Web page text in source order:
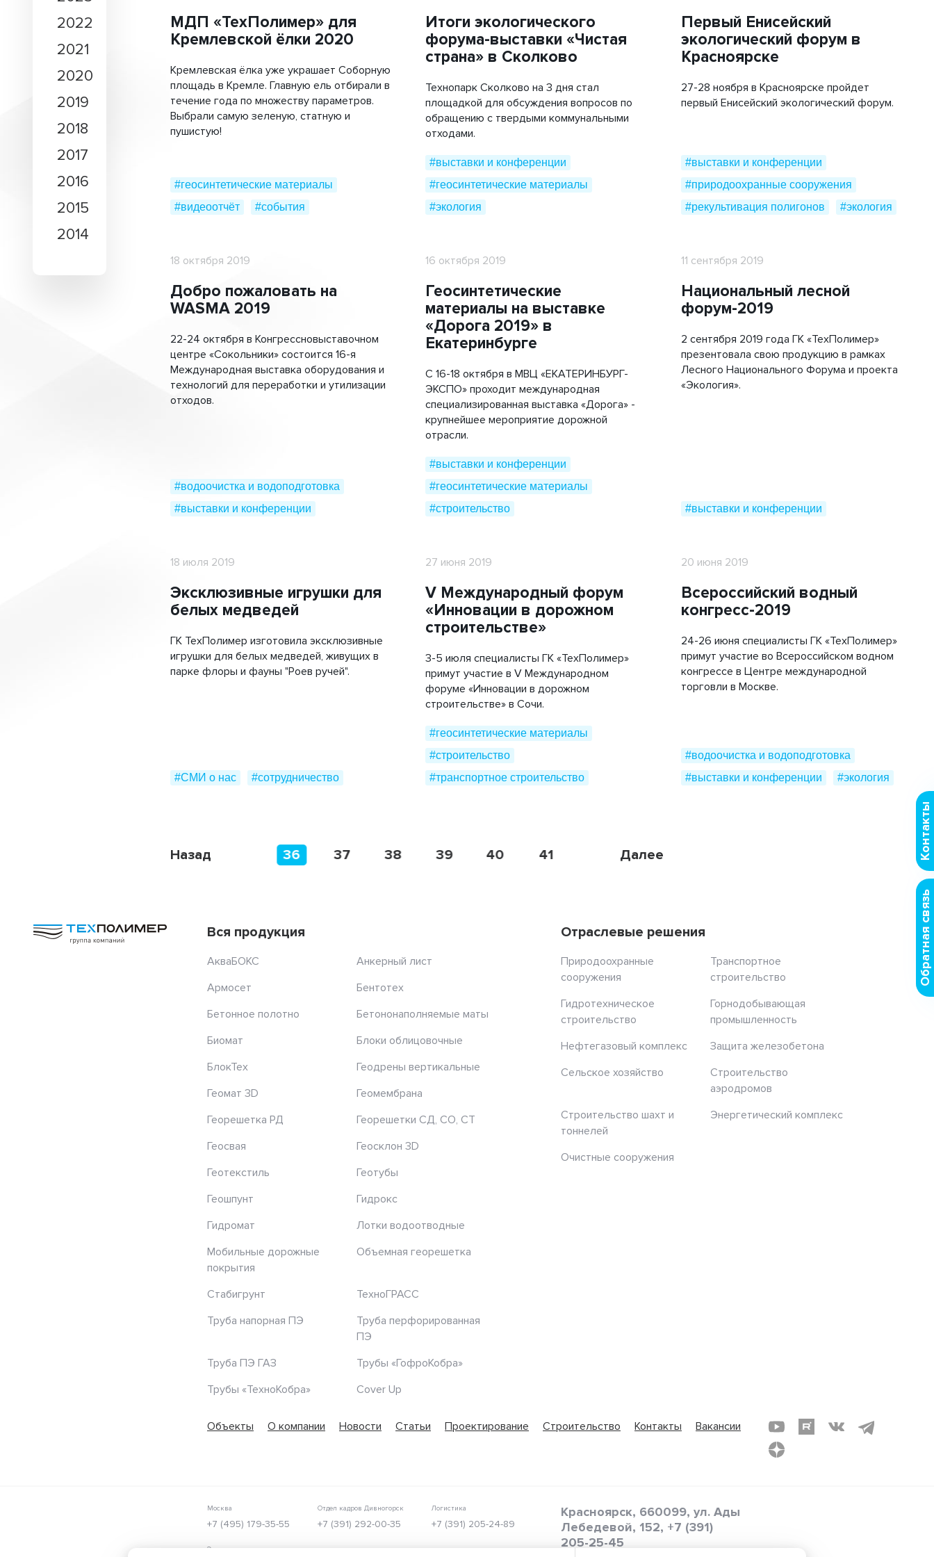
ТехноГРАСС
Труба напорная ПЭ
Труба перфорированная ПЭ
Труба ПЭ ГАЗ
Трубы «ГофроКобра»
Трубы «ТехноКобра»
Cover Up
2022
2021
2020
2019
2018
2017
2016
2015
2014
#энергетический комплекс
#благотворительность
МДП «ТехПолимер» для
Кремлевской ёлки 2020
Кремлевская ёлка уже украшает Соборную
площадь в Кремле. Главную ель отбирали в
течение года по множеству параметров.
Выбрали самую зеленую, статную и
пушистую!
#геосинтетические материалы
#видеоотчёт
#события
Итоги экологического
форума-выставки «Чистая
страна» в Сколково
Технопарк Сколково на 3 дня стал
площадкой для обсуждения вопросов по
обращению с твердыми коммунальными
отходами.
#выставки и конференции
#геосинтетические материалы
#экология
Первый Енисейский
экологический форум в
Красноярске
27-28 ноября в Красноярске пройдет
первый Енисейский экологический форум.
#выставки и конференции
#природоохранные сооружения
#рекультивация полигонов
#экология
18 октября 2019
Добро пожаловать на
WASMA 2019
22-24 октября в Конгрессновыставочном
центре «Сокольники» состоится 16-я
Международная выставка оборудования и
технологий для переработки и утилизации
отходов.
#водоочистка и водоподготовка
#выставки и конференции
16 октября 2019
Геосинтетические
материалы на выставке
«Дорога 2019» в
Екатеринбурге
С 16-18 октября в МВЦ «ЕКАТЕРИНБУРГ-
ЭКСПО» проходит международная
специализированная выставка «Дорога» -
крупнейшее мероприятие дорожной
отрасли.
#выставки и конференции
#геосинтетические материалы
#строительство
11 сентября 2019
Национальный лесной
форум-2019
2 сентября 2019 года ГК «ТехПолимер»
презентовала свою продукцию в рамках
Лесного Национального Форума и проекта
«Экология».
#выставки и конференции
18 июля 2019
Эксклюзивные игрушки для
белых медведей
ГК ТехПолимер изготовила эксклюзивные
игрушки для белых медведей, живущих в
парке флоры и фауны "Роев ручей".
#СМИ о нас #сотрудничество
27 июня 2019
V Международный форум
«Инновации в дорожном
строительстве»
3-5 июля специалисты ГК «ТехПолимер»
примут участие в V Международном
форуме «Инновации в дорожном
строительстве» в Сочи.
#геосинтетические материалы
#строительство
#транспортное строительство
20 июня 2019
Всероссийский водный
конгресс-2019
24-26 июня специалисты ГК «ТехПолимер»
примут участие во Всероссийском водном
конгрессе в Центре международной
торговли в Москве.
#водоочистка и водоподготовка
#выставки и конференции
#экология
Назад
34 36 37 38 39 40 41 43
Далее
Вся продукция
АкваБОКС
Анкерный лист
Армосет
Бентотех
Бетонное полотно
Бетононаполняемые маты
Биомат
Блоки облицовочные
БлокТех
Геодрены вертикальные
Геомат 3D
Геомембрана
Георешетка РД
Георешетки СД, СО, СТ
Геосвая
Геосклон 3D
Геотекстиль
Геотубы
Геошпунт
Гидрокс
Гидромат
Лотки водоотводные
Мобильные дорожные
покрытия
Объемная георешетка
Стабигрунт
ТехноГРАСС
Труба напорная ПЭ
Труба перфорированная
ПЭ
Труба ПЭ ГАЗ
Трубы «ГофроКобра»
Трубы «ТехноКобра»
Cover Up
Отраслевые решения
Природоохранные
сооружения
Транспортное
строительство
Гидротехническое
строительство
Горнодобывающая
промышленность
Нефтегазовый комплекс
Защита железобетона
Сельское хозяйство
Строительство
аэродромов
Строительство шахт и
тоннелей
Энергетический комплекс
Очистные сооружения
Объекты О компании Новости Статьи Проектирование Строительство Контакты Вакансии
Москва
+7 (495) 179-35-55
Отдел кадров Дивногорск
+7 (391) 292-00-35
Логистика
+7 (391) 205-24-89
Электронная почта
Красноярск, 660099, ул. Ады
Лебедевой, 152, +7 (391)
205-25-45
Обратная связь
Контакты